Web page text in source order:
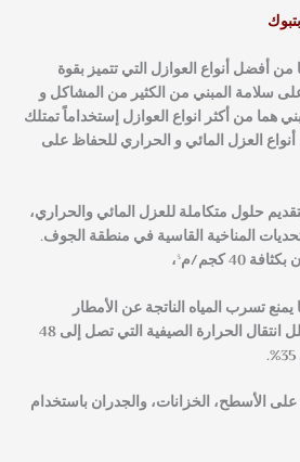
من أفضل أنواع العوازل التي تتميز بقوة
على سلامة المبني من الكثير من المشاكل و
هما من أكثر انواع العوازل إستخداماً تمتلك
العزل المائي و الحراري للحفاظ على
حلول متكاملة للعزل المائي والحراري،
المناخية القاسية في منطقة الجوف.
كجم/م³،
تسرب المياه الناتجة عن الأمطار
الموسمية بنسبة 100%، ويقلل انتقال الحرارة الصيفية التي تصل إلى 48
على الأسطح، الخزانات، والجدران باستخدام